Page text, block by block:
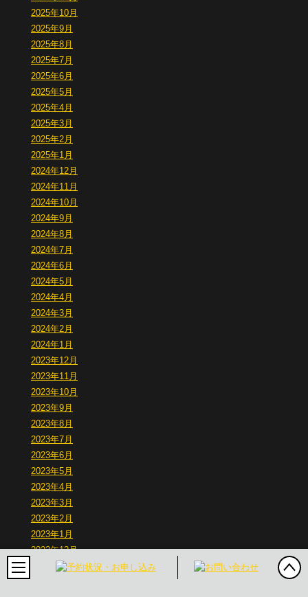
2025年10月
2025年9月
2025年8月
2025年7月
2025年6月
2025年5月
2025年4月
2025年3月
2025年2月
2025年1月
2024年12月
2024年11月
2024年10月
2024年9月
2024年8月
2024年7月
2024年6月
2024年5月
2024年4月
2024年3月
2024年2月
2024年1月
2023年12月
2023年11月
2023年10月
2023年9月
2023年8月
2023年7月
2023年6月
2023年5月
2023年4月
2023年3月
2023年2月
2023年1月
2022年12月
2022年11月